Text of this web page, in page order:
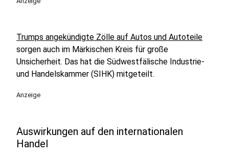
Trumps angekündigte Zölle auf Autos und Autoteile
sorgen auch im Märkischen Kreis für große
Unsicherheit. Das hat die Südwestfälische Industrie-
und Handelskammer (SIHK) mitgeteilt.
Anzeige
Auswirkungen auf den internationalen
Handel